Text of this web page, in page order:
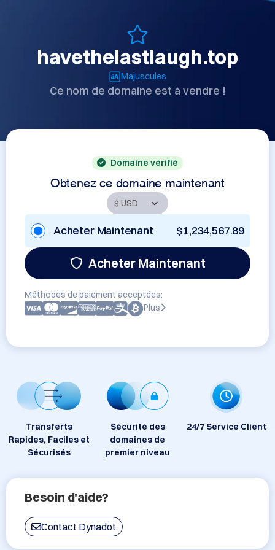
havethelastlaugh.top
Majuscules
Ce nom de domaine est à vendre !
Domaine vérifié
Obtenez ce domaine maintenant
Acheter Maintenant $1,234,567.89
Acheter Maintenant
Méthodes de paiement acceptées:
Plus
Transferts
Rapides, Faciles et
Sécurisés
Sécurité des
domaines de
premier niveau
24/7 Service Client
Besoin d'aide?
Contact Dynadot